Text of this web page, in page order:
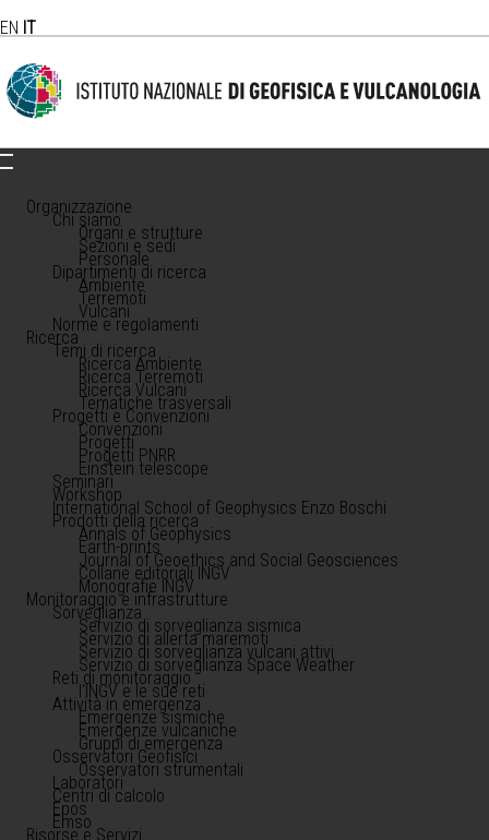
EN IT
Organizzazione
Chi siamo
Organi e strutture
Sezioni e sedi
Personale
Dipartimenti di ricerca
Ambiente
Terremoti
Vulcani
Norme e regolamenti
Ricerca
Temi di ricerca
Ricerca Ambiente
Ricerca Terremoti
Ricerca Vulcani
Tematiche trasversali
Progetti e Convenzioni
Convenzioni
Progetti
Progetti PNRR
Einstein telescope
Seminari
Workshop
International School of Geophysics Enzo Boschi
Prodotti della ricerca
Annals of Geophysics
Earth-prints
Journal of Geoethics and Social Geosciences
Collane editoriali INGV
Monografie INGV
Monitoraggio e infrastrutture
Sorveglianza
Servizio di sorveglianza sismica
Servizio di allerta maremoti
Servizio di sorveglianza vulcani attivi
Servizio di sorveglianza Space Weather
Reti di monitoraggio
l'INGV e le sue reti
Attività in emergenza
Emergenze sismiche
Emergenze vulcaniche
Gruppi di emergenza
Osservatori Geofisici
Osservatori strumentali
Laboratori
Centri di calcolo
Epos
Emso
Risorse e Servizi